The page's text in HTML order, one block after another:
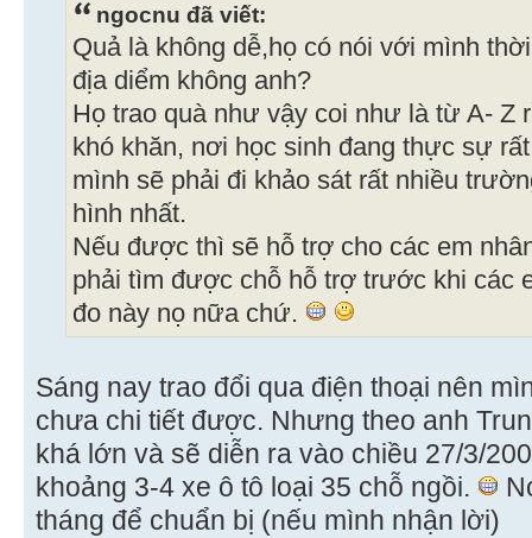
ngocnu đã viết:
Quả là không dễ,họ có nói với mình
địa diểm không anh?
Họ trao quà như vậy coi như là từ A- Z
khó khăn, nơi học sinh đang thực sự
mình sẽ phải đi khảo sát rất nhiều
hình nhất.
Nếu được thì sẽ hỗ trợ cho các em
phải tìm được chỗ hỗ trợ trước khi các
đo này nọ nữa chứ.
Sáng nay trao đổi qua điện thoại nên
chưa chi tiết được. Nhưng theo anh
khá lớn và sẽ diễn ra vào chiều 27/3/
khoảng 3-4 xe ô tô loại 35 chỗ ngồi.
tháng để chuẩn bị (nếu mình nhận lời)